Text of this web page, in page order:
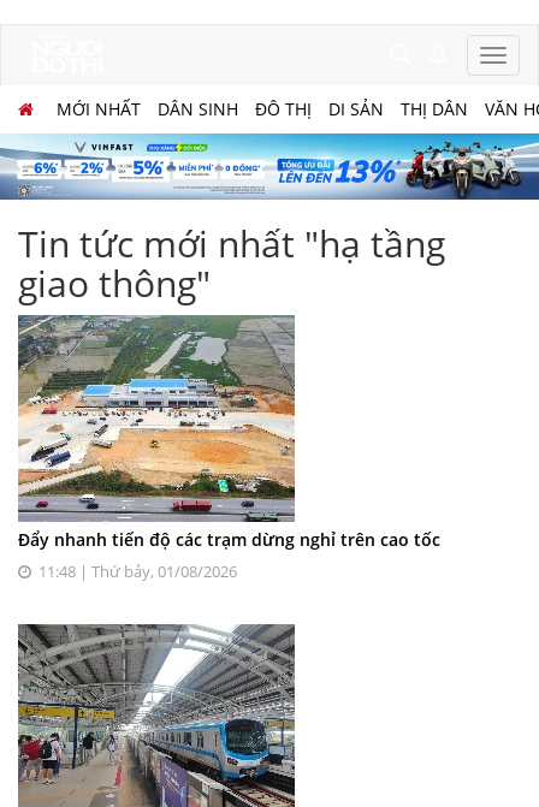
MỚI NHẤT DÂN SINH ĐÔ THỊ DI SẢN THỊ DÂN VĂN
Tin tức mới nhất "hạ tầng
giao thông"
Đẩy nhanh tiến độ các trạm dừng nghỉ trên cao tốc
11:48 | Thứ bảy, 01/08/2026